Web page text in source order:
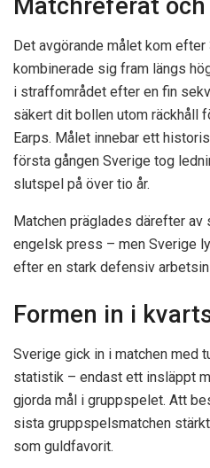
Matchreferat
Det avgörande målet kom
kombinerade sig fram längs
i straffområdet efter en fin
säkert dit bollen utom räckhåll
Earps. Målet innebar ett
första gången Sverige tog
slutspel på över tio år.
Matchen präglades därefter
engelsk press – men Sverige
efter en stark defensiv
Formen in i
Sverige gick in i matchen med
statistik – endast ett insläppt
gjorda mål i gruppspelet. Att
sista gruppspelsmatchen
som guldfavorit.